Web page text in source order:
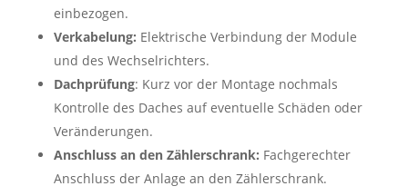
einbezogen.
Verkabelung: Elektrische Verbindung der Module
und des Wechselrichters.
Dachprüfung: Kurz vor der Montage nochmals
Kontrolle des Daches auf eventuelle Schäden oder
Veränderungen.
Anschluss an den Zählerschrank: Fachgerechter
Anschluss der Anlage an den Zählerschrank.